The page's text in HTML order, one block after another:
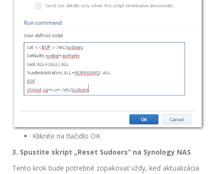
Kliknite na tlačidlo OK
3. Spustite skript „Reset Sudoers“ na Synology NAS
Tento krok bude potrebné zopakovať vždy, keď aktualizácia